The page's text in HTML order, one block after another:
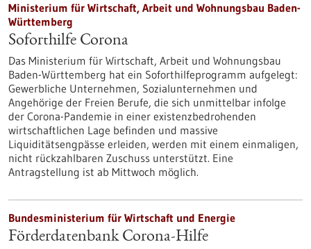
Ministerium für Wirtschaft, Arbeit und Wohnungsbau Baden-
Württemberg
Soforthilfe Corona
Das Ministerium für Wirtschaft, Arbeit und Wohnungsbau
Baden-Württemberg hat ein Soforthilfeprogramm aufgelegt:
Gewerbliche Unternehmen, Sozialunternehmen und
Angehörige der Freien Berufe, die sich unmittelbar infolge
der Corona-Pandemie in einer existenzbedrohenden
wirtschaftlichen Lage befinden und massive
Liquiditätsengpässe erleiden, werden mit einem einmaligen,
nicht rückzahlbaren Zuschuss unterstützt. Eine
Antragstellung ist ab Mittwoch möglich.
Bundesministerium für Wirtschaft und Energie
Förderdatenbank Corona-Hilfe